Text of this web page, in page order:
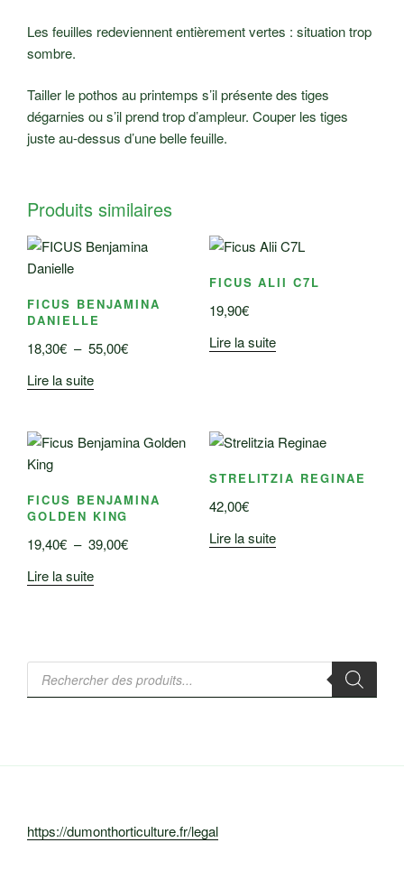
Les feuilles redeviennent entièrement vertes : situation trop
sombre.
Tailler le pothos au printemps s’il présente des tiges
dégarnies ou s’il prend trop d’ampleur. Couper les tiges
juste au-dessus d’une belle feuille.
Produits similaires
FICUS BENJAMINA
DANIELLE
18,30€ – 55,00€Plage
Lire la suite
FICUS ALII C7L
19,90€
Lire la suite
FICUS BENJAMINA
GOLDEN KING
19,40€ – 39,00€Plage
Lire la suite
STRELITZIA REGINAE
42,00€
Lire la suite
Recherche
produits
https://dumonthorticulture.fr/legal